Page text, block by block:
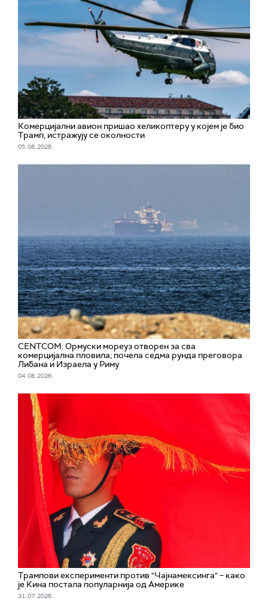
Комерцијални авион пришао хеликоптеру у којем је био
Трамп, истражују се околности
05. 08. 2026.
CENTCOM: Ормуски мореуз отворен за сва
комерцијална пловила; почела седма рунда преговора
Либана и Израела у Риму
04. 08. 2026.
Трампови експерименти против "Чајнамексинга" – како
је Кина постала популарнија од Америке
31. 07. 2026.